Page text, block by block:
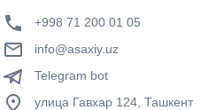
+998 71 200 01 05
info@asaxiy.uz
Telegram bot
улица Гавхар 124, Ташкент